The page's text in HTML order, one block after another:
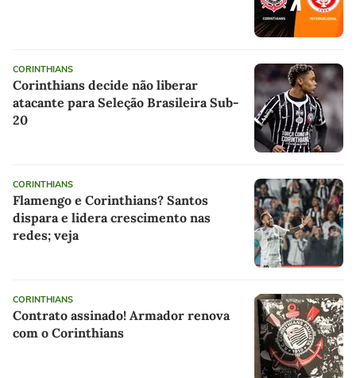
CORINTHIANS
Corinthians decide não liberar
atacante para Seleção Brasileira Sub-
20
CORINTHIANS
Flamengo e Corinthians? Santos
dispara e lidera crescimento nas
redes; veja
CORINTHIANS
Contrato assinado! Armador renova
com o Corinthians